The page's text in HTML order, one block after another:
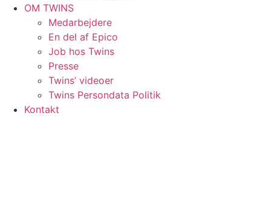
OM TWINS
Medarbejdere
En del af Epico
Job hos Twins
Presse
Twins’ videoer
Twins Persondata Politik
Kontakt